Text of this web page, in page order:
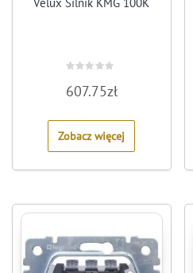
0
out
5
607.75zł
Zobacz więcej